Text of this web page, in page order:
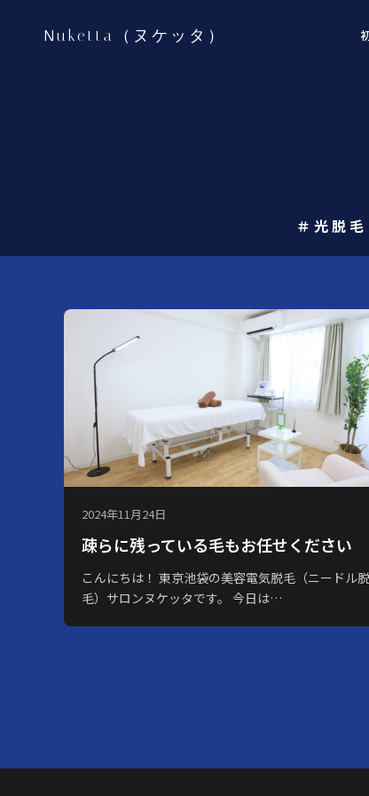
Nuketta（ヌケッタ）
＃光脱
2024年11月24日
疎らに残っている毛もお任せください
こんにちは！ 東京池袋の美容電気脱毛（ニードル脱
毛）サロンヌケッタです。 今日は…